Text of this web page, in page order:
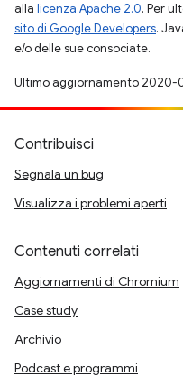
alla licenza Apache 2.0. Per
sito di Google Developers.
e/o delle sue consociate.
Ultimo aggiornamento 2020-
Contribuisci
Segnala un bug
Visualizza i problemi aperti
Contenuti correlati
Aggiornamenti di Chromium
Case study
Archivio
Podcast e programmi